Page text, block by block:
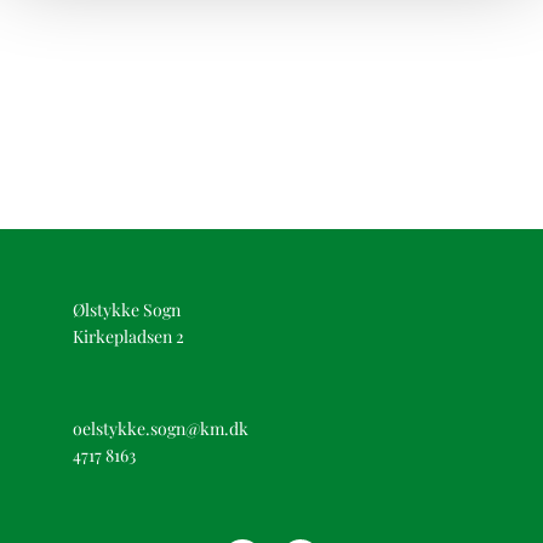
Ølstykke Sogn
Kirkepladsen 2
oelstykke.sogn@km.dk
4717 8163